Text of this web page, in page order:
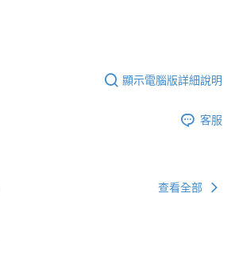
顯示電腦版詳細說明
客服
查看全部